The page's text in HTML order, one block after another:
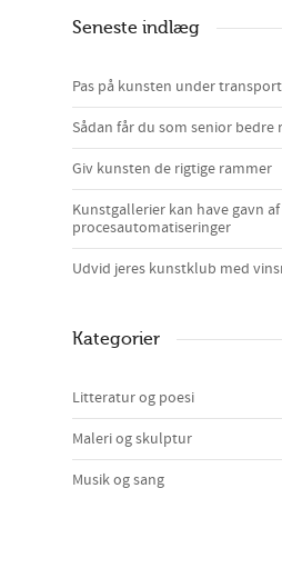
Seneste indlæg
Pas på kunsten under transport
Sådan får du som senior
Giv kunsten de rigtige rammer
Kunstgallerier kan have gavn af
procesautomatiseringer
Udvid jeres kunstklub med
Kategorier
Litteratur og poesi
Maleri og skulptur
Musik og sang